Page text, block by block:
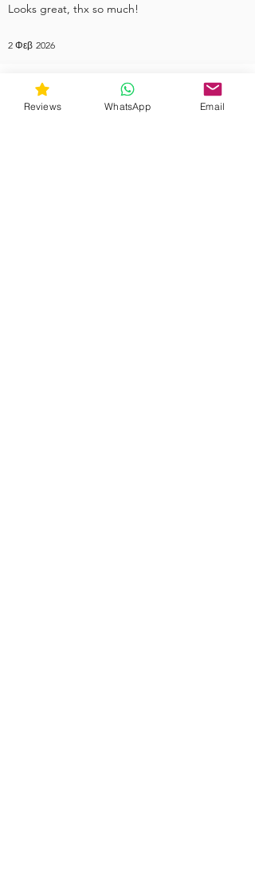
Looks great, thx so much!
2 Φεβ 2026
More reviews
Reviews WhatsApp Email